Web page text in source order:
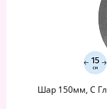
Шар 150мм, С